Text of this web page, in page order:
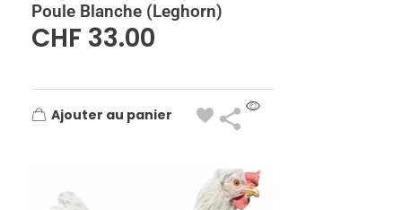
Poule Blanche (Leghorn)
CHF 33.00
Ajouter au panier